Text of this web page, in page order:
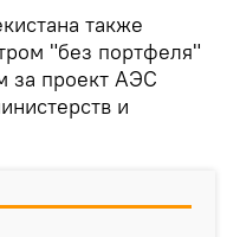
также
"без портфеля"
за проект АЭС
и